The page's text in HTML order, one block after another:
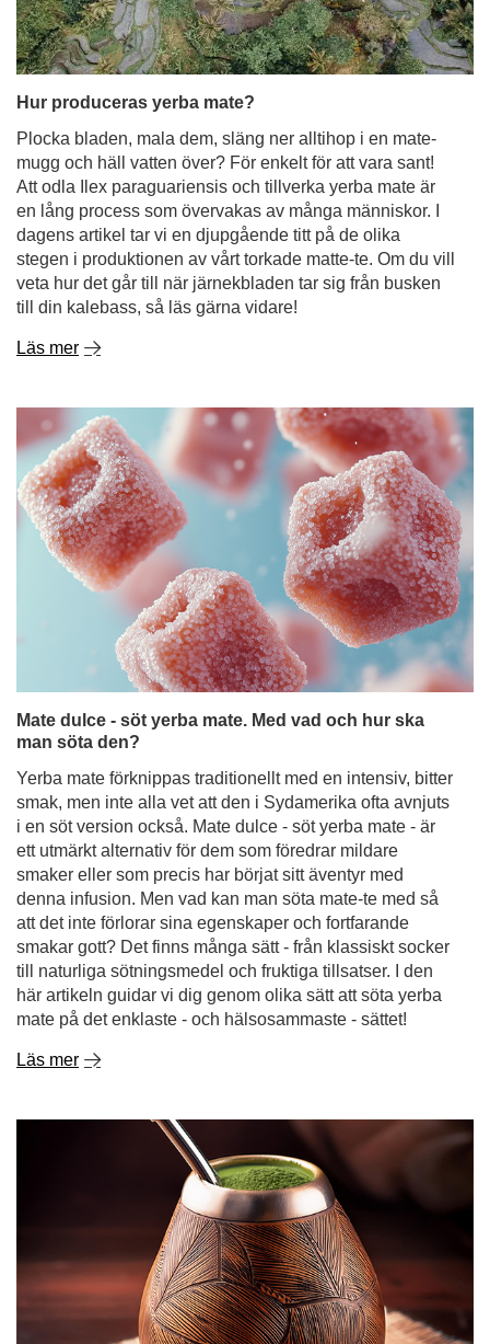
mugg och häll vatten över? För enkelt för att vara sant!
Att odla Ilex paraguariensis och tillverka yerba mate är
en lång process som övervakas av många människor. I
dagens artikel tar vi en djupgående titt på de olika
stegen i produktionen av vårt torkade matte-te. Om du vill
till din kalebass, så läs gärna vidare!
Läs mer
Mate dulce - söt yerba mate. Med vad och hur ska
man söta den?
Yerba mate förknippas traditionellt med en intensiv, bitter
smak, men inte alla vet att den i Sydamerika ofta avnjuts
i en söt version också. Mate dulce - söt yerba mate - är
ett utmärkt alternativ för dem som föredrar mildare
smaker eller som precis har börjat sitt äventyr med
denna infusion. Men vad kan man söta mate-te med så
smakar gott? Det finns många sätt - från klassiskt socker
till naturliga sötningsmedel och fruktiga tillsatser. I den
här artikeln guidar vi dig genom olika sätt att söta yerba
mate på det enklaste - och hälsosammaste - sättet!
Läs mer
Chimarrão. Den brasilianska hemligheten bakom den
perfekta yerba mate
Bland de många varianterna av yerba mate finns det en